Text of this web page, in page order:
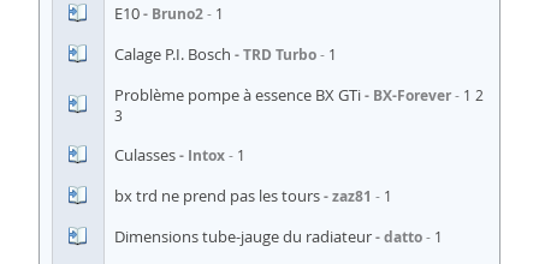
E10 Bruno2 1
Calage P.I. Bosch TRD Turbo 1
Problème pompe à essence BX GTi BX-Forever 1 2
3
Culasses Intox 1
bx trd ne prend pas les tours zaz81 1
Dimensions tube-jauge du radiateur datto 1